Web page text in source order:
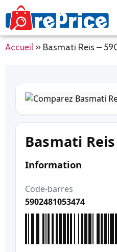
Accueil » Basmati Reis –
Basmati Reis
Information
Code-barres
5902481053474